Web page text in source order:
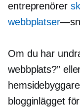
entreprenörer
webbplatser
Om du har
webbplats?”
blogginlägget